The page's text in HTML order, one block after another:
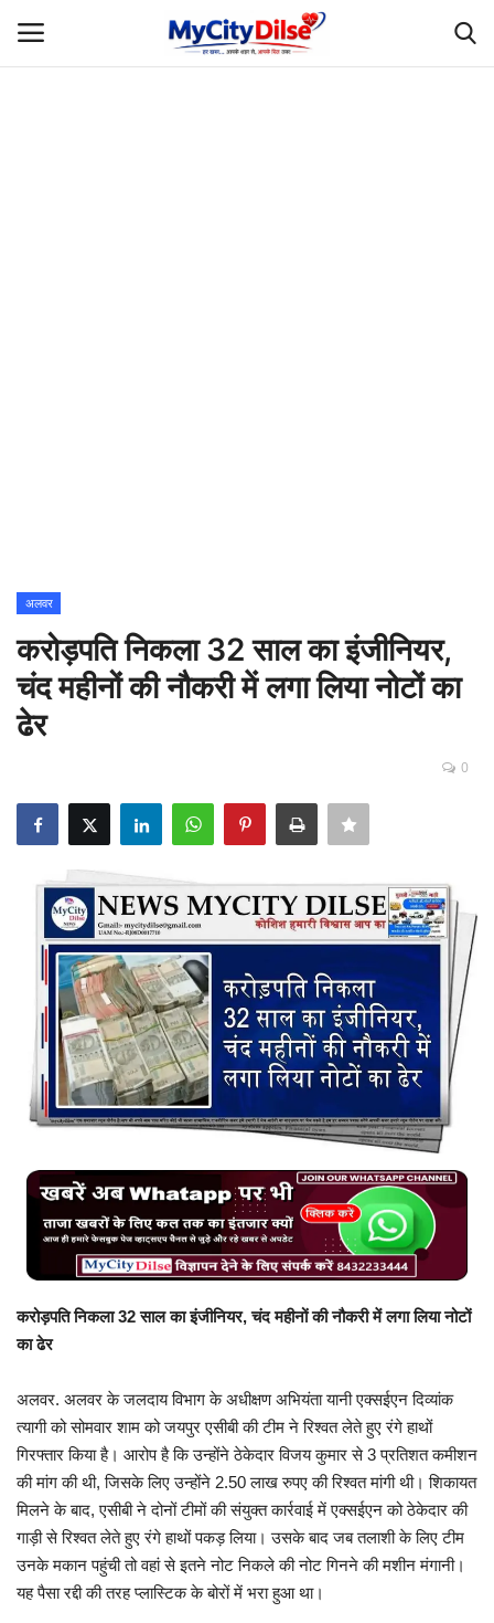
शिक्षा
Rajasthani Influencers
देश
ऑटोमोबाइल
मनोरंजन
पॉलिटिक्स
बिजनेस
टेक ज्ञान
English Hindi
अलवर
करोड़पति निकला 32 साल का इंजीनियर,
चंद महीनों की नौकरी में लगा लिया नोटों का
ढेर
0
करोड़पति निकला 32 साल का इंजीनियर, चंद महीनों की नौकरी में लगा लिया नोटों
का ढेर
अलवर. अलवर के जलदाय विभाग के अधीक्षण अभियंता यानी एक्सईएन दिव्यांक
त्यागी को सोमवार शाम को जयपुर एसीबी की टीम ने रिश्वत लेते हुए रंगे हाथों
गिरफ्तार किया है। आरोप है कि उन्होंने ठेकेदार विजय कुमार से 3 प्रतिशत कमीशन
की मांग की थी, जिसके लिए उन्होंने 2.50 लाख रुपए की रिश्वत मांगी थी। शिकायत
मिलने के बाद, एसीबी ने दोनों टीमों की संयुक्त कार्रवाई में एक्सईएन को ठेकेदार की
गाड़ी से रिश्वत लेते हुए रंगे हाथों पकड़ लिया। उसके बाद जब तलाशी के लिए टीम
उनके मकान पहुंची तो वहां से इतने नोट निकले की नोट गिनने की मशीन मंगानी।
यह पैसा रद्दी की तरह प्लास्टिक के बोरों में भरा हुआ था।